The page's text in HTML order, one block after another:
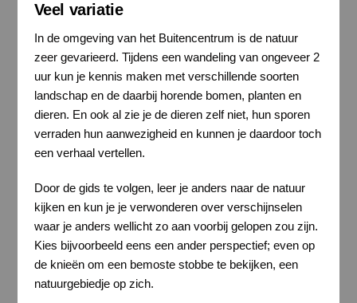
Veel variatie
In de omgeving van het Buitencentrum is de natuur
zeer gevarieerd. Tijdens een wandeling van ongeveer 2
uur kun je kennis maken met verschillende soorten
landschap en de daarbij horende bomen, planten en
dieren. En ook al zie je de dieren zelf niet, hun sporen
verraden hun aanwezigheid en kunnen je daardoor toch
een verhaal vertellen.
Door de gids te volgen, leer je anders naar de natuur
kijken en kun je je verwonderen over verschijnselen
waar je anders wellicht zo aan voorbij gelopen zou zijn.
Kies bijvoorbeeld eens een ander perspectief; even op
de knieën om een bemoste stobbe te bekijken, een
natuurgebiedje op zich.